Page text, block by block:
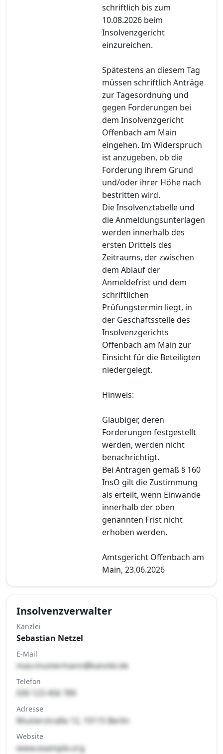
schriftlich bis zum
10.08.2026 beim
Insolvenzgericht
einzureichen.
Spätestens an diesem Tag
müssen schriftlich Anträge
zur Tagesordnung und
gegen Forderungen bei
dem Insolvenzgericht
Offenbach am Main
eingehen. Im Widerspruch
ist anzugeben, ob die
Forderung ihrem Grund
und/oder ihrer Höhe nach
bestritten wird.
Die Insolvenztabelle und
die Anmeldungsunterlagen
werden innerhalb des
ersten Drittels des
Zeitraums, der zwischen
dem Ablauf der
Anmeldefrist und dem
schriftlichen
Prüfungstermin liegt, in
der Geschäftsstelle des
Insolvenzgerichts
Offenbach am Main zur
Einsicht für die Beteiligten
niedergelegt.
Hinweis:
Gläubiger, deren
Forderungen festgestellt
werden, werden nicht
benachrichtigt.
Bei Anträgen gemäß § 160
InsO gilt die Zustimmung
als erteilt, wenn Einwände
innerhalb der oben
genannten Frist nicht
erhoben werden.
Amtsgericht Offenbach am
Main, 23.06.2026
Insolvenzverwalter
Kanzlei
Sebastian Netzel
E-Mail
max.mustermann@kanzlei.de
Telefon
030 123 456 789
Adresse
Musterstraße 12, 10115 Berlin
Website
www.example.org